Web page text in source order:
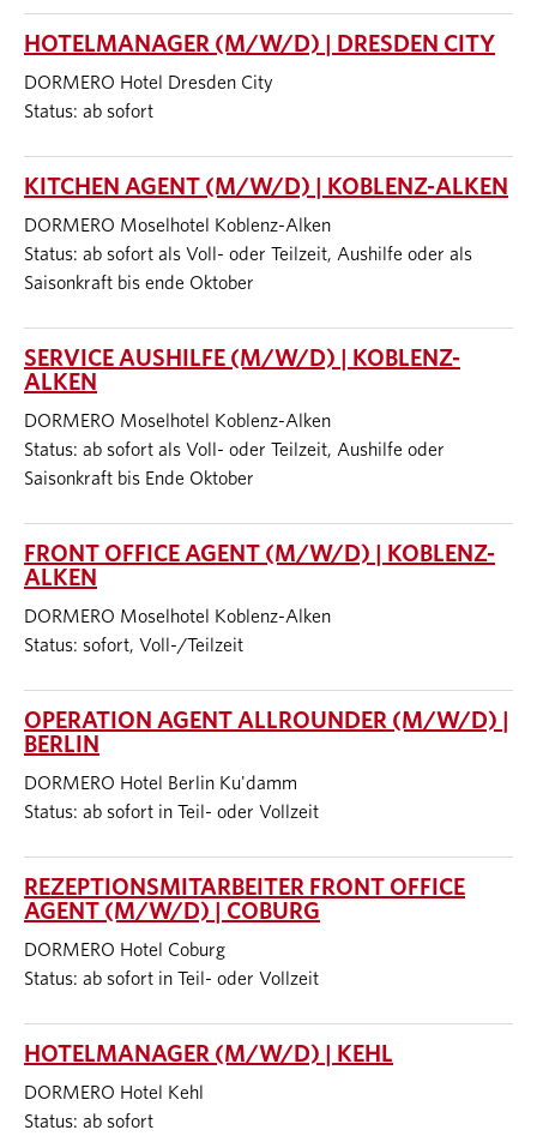
HOTELMANAGER (M/W/D) | DRESDEN CITY
DORMERO Hotel Dresden City
Status: ab sofort
KITCHEN AGENT (M/W/D) | KOBLENZ-ALKEN
DORMERO Moselhotel Koblenz-Alken
Status: ab sofort als Voll- oder Teilzeit, Aushilfe oder als
Saisonkraft bis ende Oktober
SERVICE AUSHILFE (M/W/D) | KOBLENZ-
ALKEN
DORMERO Moselhotel Koblenz-Alken
Status: ab sofort als Voll- oder Teilzeit, Aushilfe oder
Saisonkraft bis Ende Oktober
FRONT OFFICE AGENT (M/W/D) | KOBLENZ-
ALKEN
DORMERO Moselhotel Koblenz-Alken
Status: sofort, Voll-/Teilzeit
OPERATION AGENT ALLROUNDER (M/W/D) |
BERLIN
DORMERO Hotel Berlin Ku'damm
Status: ab sofort in Teil- oder Vollzeit
REZEPTIONSMITARBEITER FRONT OFFICE
AGENT (M/W/D) | COBURG
DORMERO Hotel Coburg
Status: ab sofort in Teil- oder Vollzeit
HOTELMANAGER (M/W/D) | KEHL
DORMERO Hotel Kehl
Status: ab sofort